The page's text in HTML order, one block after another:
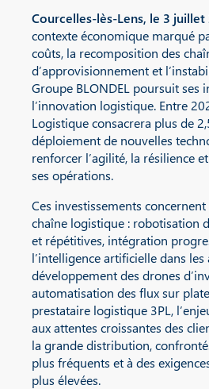
Courcelles-lès-Lens, le 3 juillet
contexte économique marqué
coûts, la recomposition des
d’approvisionnement et
Groupe BLONDEL poursuit ses
l’innovation logistique. Entre
Logistique consacrera plus de
déploiement de nouvelles
renforcer l’agilité, la résilience
ses opérations.
Ces investissements concernent
chaîne logistique : robotisation
et répétitives, intégration
l’intelligence artificielle dans
développement des drones
automatisation des flux sur
prestataire logistique 3PL,
aux attentes croissantes des
la grande distribution,
plus fréquents et à des
plus élevées.